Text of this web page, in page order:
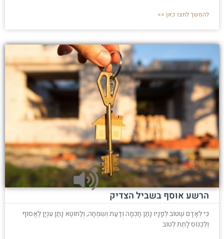
להמשך לחצו כאן >>
הרשע אוסף בשביל הצדיק
כִּי לְאָדָם שֶׁטּוֹב לְפָנָיו נָתַן חָכְמָה וְדַעַת וְשִׂמְחָה, וְלַחוֹטֶא נָתַן עִנְיָן לֶאֱסוֹף
וְלִכְנוֹס לָתֵת לְטוֹב